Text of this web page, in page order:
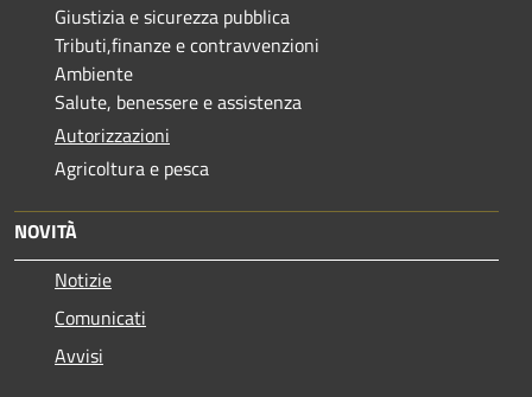
Giustizia e sicurezza pubblica
Tributi,finanze e contravvenzioni
Ambiente
Salute, benessere e assistenza
Autorizzazioni
Agricoltura e pesca
NOVITÀ
Notizie
Comunicati
Avvisi